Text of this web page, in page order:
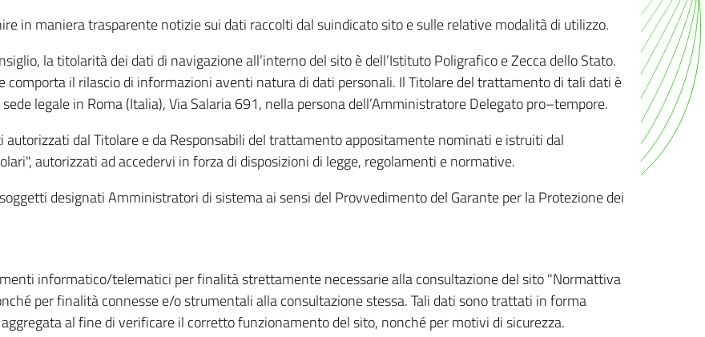
in maniera trasparente notizie sui dati raccolti dal suindicato sito e sulle relative modalità di utilizzo.
la titolarità dei dati di navigazione all’interno del sito è dell’Istituto Poligrafico e Zecca dello Stato.
comporta il rilascio di informazioni aventi natura di dati personali. Il Titolare del trattamento di tali dati è
legale in Roma (Italia), Via Salaria 691, nella persona dell’Amministratore Delegato pro–tempore.
dal Titolare e da Responsabili del trattamento appositamente nominati e istruiti dal
autorizzati ad accedervi in forza di disposizioni di legge, regolamenti e normative.
designati Amministratori di sistema ai sensi del Provvedimento del Garante per la Protezione dei
informatico/telematici per finalità strettamente necessarie alla consultazione del sito "Normattiva
per finalità connesse e/o strumentali alla consultazione stessa. Tali dati sono trattati in forma
al fine di verificare il corretto funzionamento del sito, nonché per motivi di sicurezza.